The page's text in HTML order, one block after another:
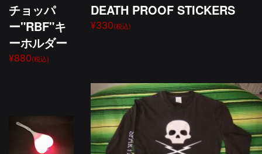
チョッパ
ー"RBF"キ
ーホルダー
¥880(税込)
DEATH PROOF STICKERS
¥330(税込)